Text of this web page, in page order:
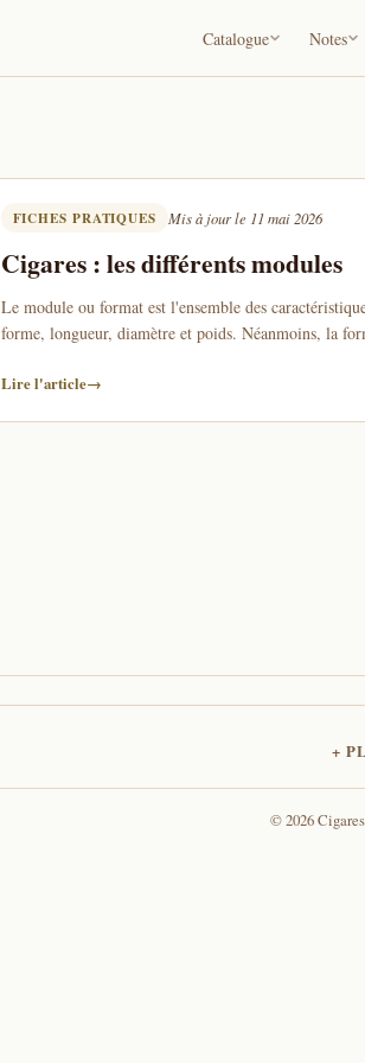
Catalogue Notes
FICHES PRATIQUES Mis à jour le 11 mai 2026
Cigares : les différents modules
Le module ou format est l'ensemble des
forme, longueur, diamètre et poids. Néanmoins, la
Lire l'article→
© 2026